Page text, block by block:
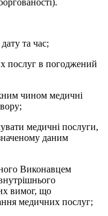
та час;
послуг в погоджений
чином медичні
медичні послуги,
даним
Виконавцем
вимог, що
медичних послуг;